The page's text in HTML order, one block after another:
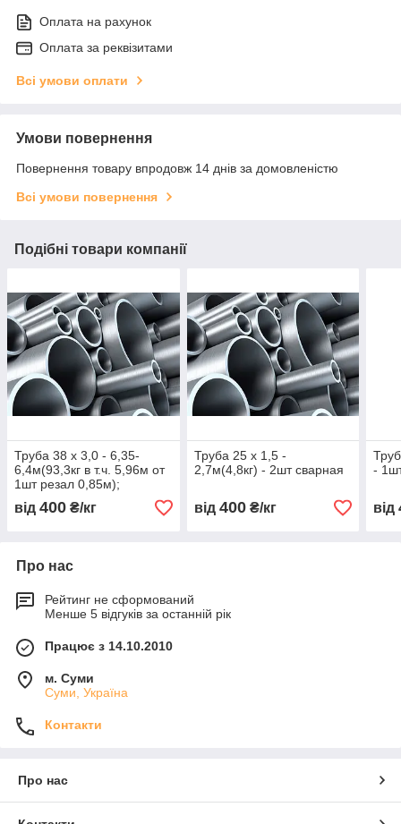
Оплата на рахунок
Оплата за реквізитами
Всі умови оплати
Умови повернення
Повернення товару впродовж 14 днів за домовленістю
Всі умови повернення
Подібні товари компанії
Труба 38 х 3,0 - 6,35-
6,4м(93,3кг в т.ч. 5,96м от
1шт резал 0,85м);
2,7м(7,5кг)
від 400 ₴/кг
Труба 25 х 1,5 -
2,7м(4,8кг) - 2шт сварная
від 400₴/кг
-
від
Про нас
Рейтинг не сформований
Менше 5 відгуків за останній рік
Працює з 14.10.2010
м. Суми
Суми, Україна
Контакти
Про нас